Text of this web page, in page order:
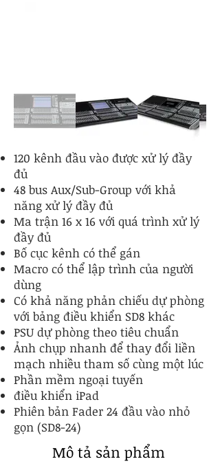
120 kênh đầu vào được xử lý đầy
đủ
48 bus Aux/Sub-Group với khả
năng xử lý đầy đủ
Ma trận 16 x 16 với quá trình xử lý
đầy đủ
Bố cục kênh có thể gán
Macro có thể lập trình của người
dùng
Có khả năng phản chiếu dự phòng
với bảng điều khiển SD8 khác
PSU dự phòng theo tiêu chuẩn
Ảnh chụp nhanh để thay đổi liền
mạch nhiều tham số cùng một lúc
Phần mềm ngoại tuyến
điều khiển iPad
Phiên bản Fader 24 đầu vào nhỏ
gọn (SD8-24)
Mô tả sản phẩm